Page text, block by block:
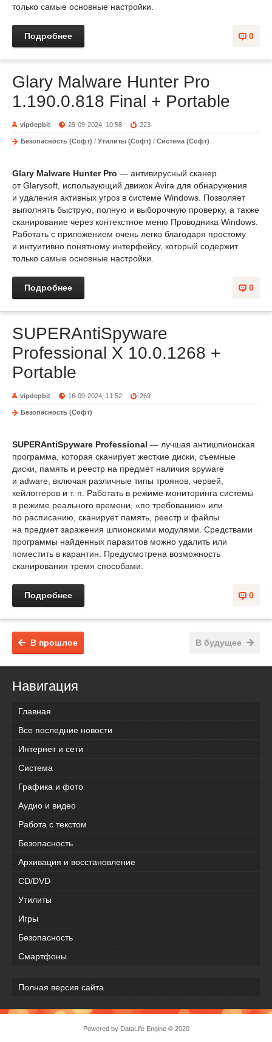
только самые основные настройки.
0
Подробнее
Glary Malware Hunter Pro
1.190.0.818 Final + Portable
vipdepbit 29-09-2024, 10:58 223
Безопасность (Софт) / Утилиты (Софт) / Система (Софт)
Glary Malware Hunter Pro — антивирусный сканер
от Glarysoft, использующий движок Avira для обнаружения
и удаления активных угроз в системе Windows. Позволяет
выполнять быструю, полную и выборочную проверку, а также
сканирование через контекстное меню Проводника Windows.
Работать с приложением очень легко благодаря простому
и интуитивно понятному интерфейсу, который содержит
только самые основные настройки.
0
Подробнее
SUPERAntiSpyware
Professional X 10.0.1268 +
Portable
vipdepbit 16-09-2024, 11:52 269
Безопасность (Софт)
SUPERAntiSpyware Professional — лучшая антишпионская
программа, которая сканирует жесткие диски, съемные
диски, память и реестр на предмет наличия spyware
и adware, включая различные типы троянов, червей,
кейлоггеров и т. п. Работать в режиме мониторинга системы
в режиме реального времени, «по требованию» или
по расписанию, сканирует память, реестр и файлы
на предмет заражения шпионскими модулями. Средствами
программы найденных паразитов можно удалить или
поместить в карантин. Предусмотрена возможность
сканирования тремя способами.
0
Подробнее
В будущее
В прошлое
Навигация
Главная
Все последние новости
Интернет и сети
Система
Графика и фото
Аудио и видео
Работа с текстом
Безопасность
Архивация и восстановление
CD/DVD
Утилиты
Игры
Безопасность
Смартфоны
Полная версия сайта
Powered by DataLife Engine © 2020